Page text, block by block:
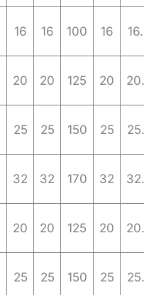
16 16 100 16
20 20 125 20
25 25 150 25
32 32 170 32
20 20 125 20
25 25 150 25